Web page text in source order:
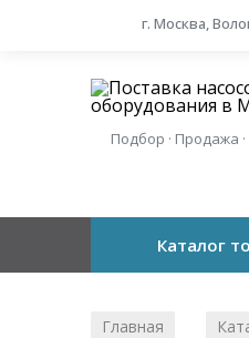
г. Москва,
Подбор · Продажа ·
Каталог
Главная